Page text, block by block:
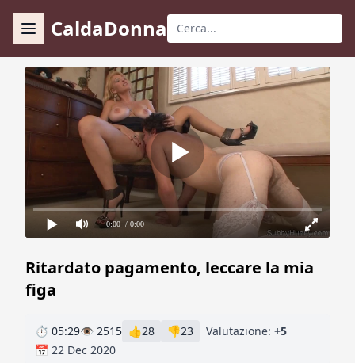
CaldaDonna
0:00 / 0:00
Ritardato pagamento, leccare la mia
figa
⏱ 05:29👁 2515 👍28 👎23 Valutazione: +5
📅 22 Dec 2020